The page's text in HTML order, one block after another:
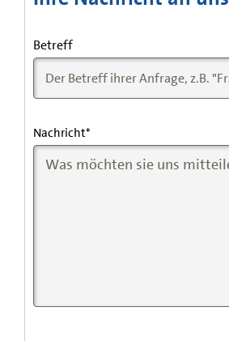
Betreff
Nachricht*